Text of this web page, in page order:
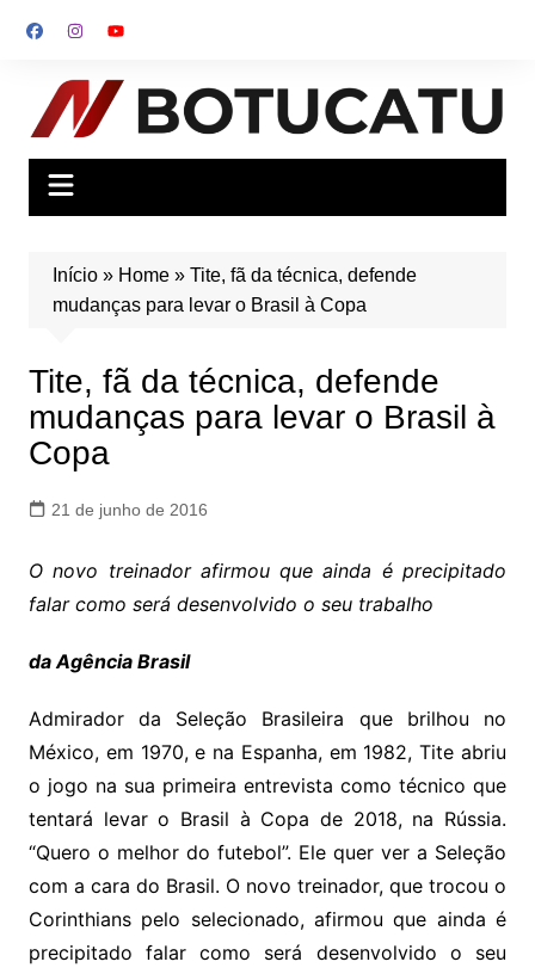
para
conteúdo
Início» Home» Tite, fã da técnica, defende
mudanças para levar o Brasil à Copa
Tite, fã da técnica, defende
mudanças para levar o Brasil à
Copa
21 de junho de 2016
O novo treinador afirmou que ainda é precipitado
falar como será desenvolvido o seu trabalho
da Agência Brasil
Admirador da Seleção Brasileira que brilhou no
México, em 1970, e na Espanha, em 1982, Tite abriu
o jogo na sua primeira entrevista como técnico que
tentará levar o Brasil à Copa de 2018, na Rússia.
“Quero o melhor do futebol”. Ele quer ver a Seleção
com a cara do Brasil. O novo treinador, que trocou o
Corinthians pelo selecionado, afirmou que ainda é
precipitado falar como será desenvolvido o seu